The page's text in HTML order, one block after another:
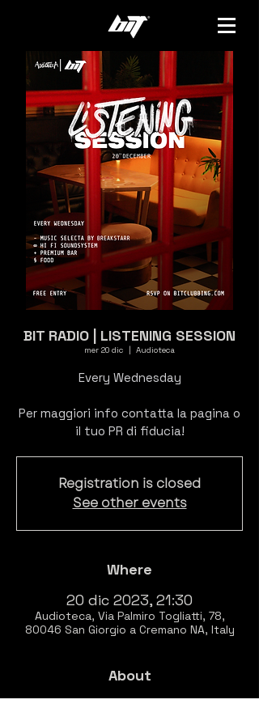
BIT RADIO | LISTENING SESSION
mer 20 dic
  |
Audioteca
Every Wednesday
Per maggiori info contatta la pagina o
il tuo PR di fiducia!
Registration is closed
See other events
Where
20 dic 2023, 21:30
Audioteca, Via Palmiro Togliatti, 78,
80046 San Giorgio a Cremano NA, Italy
About